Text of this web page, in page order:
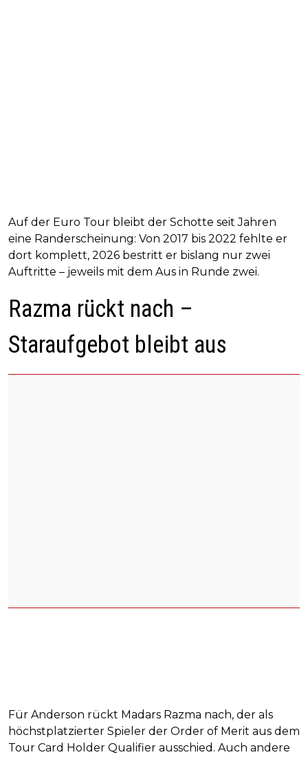
Auf der Euro Tour bleibt der Schotte seit Jahren
eine Randerscheinung: Von 2017 bis 2022 fehlte er
dort komplett, 2026 bestritt er bislang nur zwei
Auftritte – jeweils mit dem Aus in Runde zwei.
Razma rückt nach –
Staraufgebot bleibt aus
Für Anderson rückt Madars Razma nach, der als
höchstplatzierter Spieler der Order of Merit aus dem
Tour Card Holder Qualifier ausschied. Auch andere